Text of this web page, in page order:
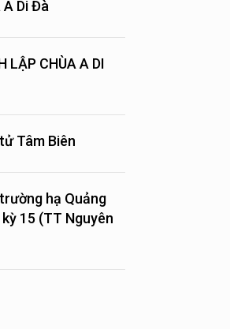
Di Đà
LẬP CHÙA A DI
Tâm Biên
hạ Quảng
15 (TT Nguyên